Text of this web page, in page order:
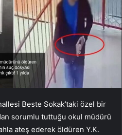
Beste Sokak’taki özel bir
sorumlu tuttuğu okul müdürü
ateş ederek öldüren Y.K.